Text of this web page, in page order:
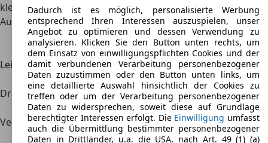
kleinen Fronttriebler ein Schaltgetriebe Serie. Eine
Automatik gab es optional.
Motor
1 1,2 1,2 1,4
1,5
dCi
1,5
dCi
1,5
dCi
1,6
160SR
Leistung
65 PS65 PS 80 PS88 PS65 PS82 PS86 PS110
PS
Drehmoment90
Nm
110
Nm
110
Nm
128
Nm
160
Nm
185
Nm
200
Nm
153
Nm
Verbrauch
5,8
Liter
5,9
Liter
6,6
Liter
6,8
Liter
4,6
Liter
4,5
Liter
4,7
Liter
6,6
Liter
Dadurch ist es möglich, personalisierte Werbung
entsprechend Ihren Interessen auszuspielen, unser
Angebot zu optimieren und dessen Verwendung zu
analysieren. Klicken Sie den Button unten rechts, um
dem Einsatz von einwilligungspflichten Cookies und der
damit verbundenen Verarbeitung personenbezogener
Daten zuzustimmen oder den Button unten links, um
eine detaillierte Auswahl hinsichtlich der Cookies zu
treffen oder um der Verarbeitung personenbezogener
Daten zu widersprechen, soweit diese auf Grundlage
berechtigter Interessen erfolgt. Die Einwilligung umfasst
auch die Übermittlung bestimmter personenbezogener
Daten in Drittländer, u.a. die USA, nach Art. 49 (1) (a)